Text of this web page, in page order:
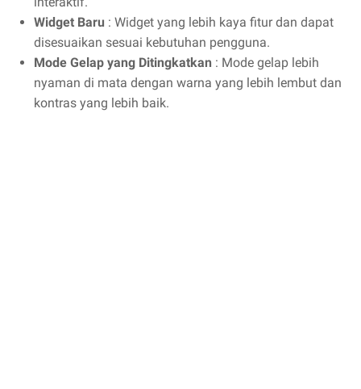
Widget Baru : Widget yang lebih kaya fitur dan dapat
disesuaikan sesuai kebutuhan pengguna.
Mode Gelap yang Ditingkatkan : Mode gelap lebih
nyaman di mata dengan warna yang lebih lembut dan
kontras yang lebih baik.